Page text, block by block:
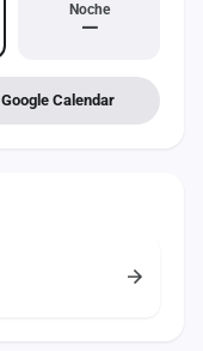
Noche
—
Google Calendar